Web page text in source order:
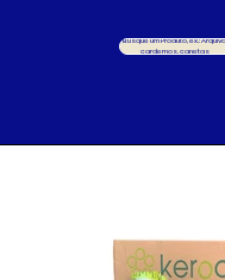
Busque um Produto, ex.:
cardernos, canetas